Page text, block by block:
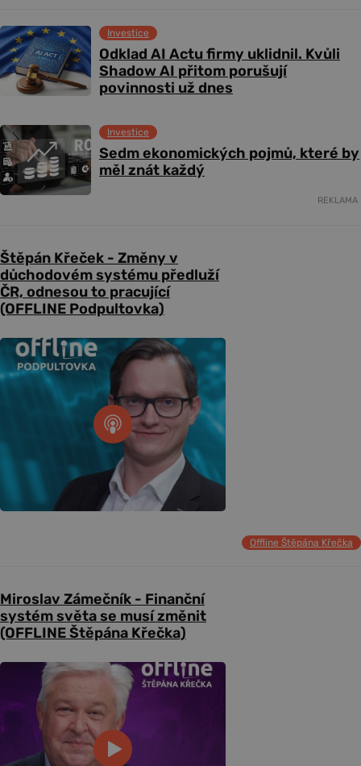
Odklad AI Actu firmy uklidnil. Kvůli
Shadow AI přitom porušují
povinnosti už dnes
Investice
Sedm ekonomických pojmů, které by
měl znát každý
Investice
REKLAMA
Štěpán Křeček - Změny v
důchodovém systému předluží
ČR, odnesou to pracující
(OFFLINE Podpultovka)
Offline Štěpána Křečka
Miroslav Zámečník - Finanční
systém světa se musí změnit
(OFFLINE Štěpána Křečka)